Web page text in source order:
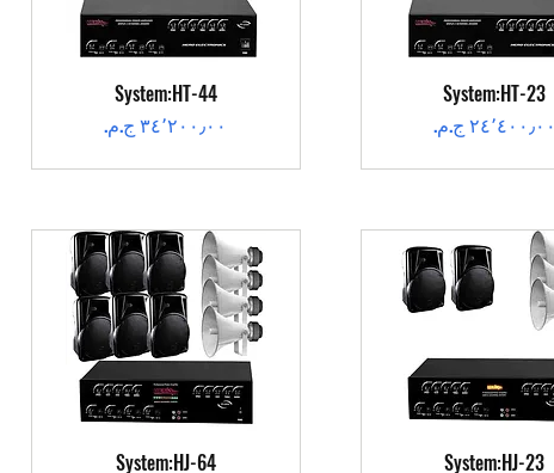
العرض السريع
System:HT-23
السعر
العرض السريع
System:HT-44
السعر
العرض السريع
System:HJ-23
العرض السريع
System:HJ-64